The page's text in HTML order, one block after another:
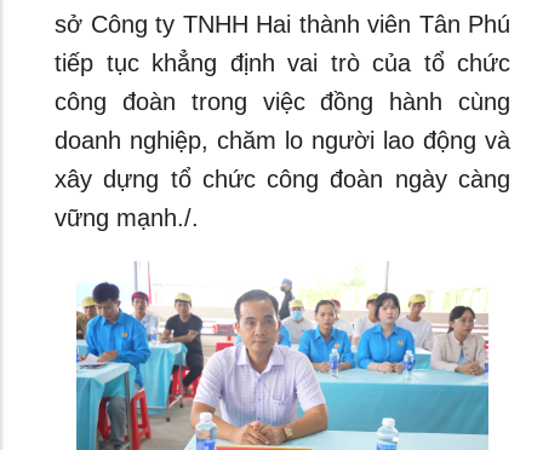
sở Công ty TNHH Hai thành viên Tân Phú
tiếp tục khẳng định vai trò của tổ chức
công đoàn trong việc đồng hành cùng
doanh nghiệp, chăm lo người lao động và
xây dựng tổ chức công đoàn ngày càng
vững mạnh./.